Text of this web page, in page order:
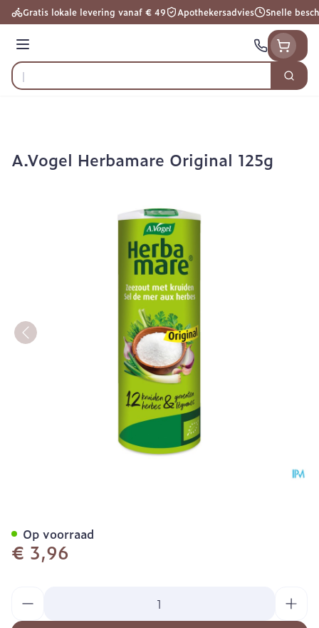
Ga naar de inhoud
Gratis lokale levering vanaf € 49 Apothekersadvies Snelle
Menu
Product, merk, categorie...
Zoek
A.Vogel Herbamare Original 125g
€ 3,96
Op voorraad